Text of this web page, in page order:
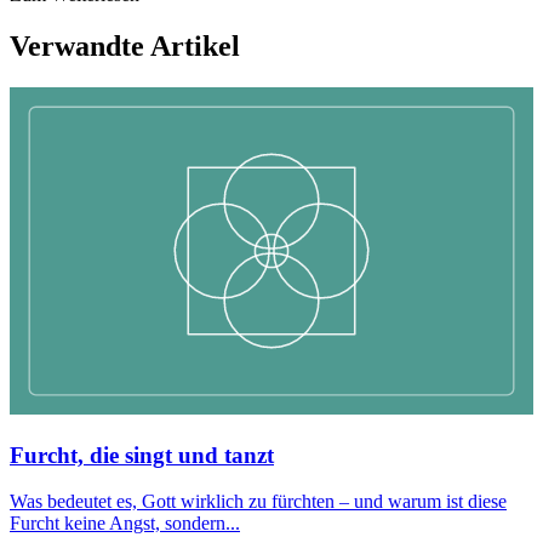
Verwandte Artikel
Furcht, die singt und tanzt
Was bedeutet es, Gott wirklich zu fürchten – und warum ist diese
Furcht keine Angst, sondern...